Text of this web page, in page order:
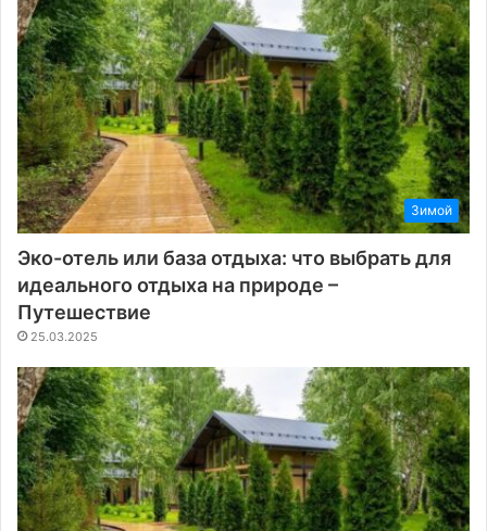
Зимой
Эко-отель или база отдыха: что выбрать для
идеального отдыха на природе –
Путешествие
25.03.2025